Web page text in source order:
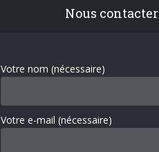
Nous contacter
Votre nom (nécessaire)
Votre e-mail (nécessaire)